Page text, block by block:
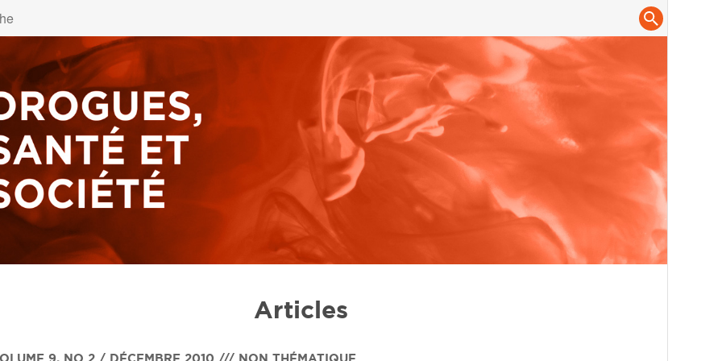
Articles
9, NO 2 / DÉCEMBRE 2010 /// NON THÉMATIQUE